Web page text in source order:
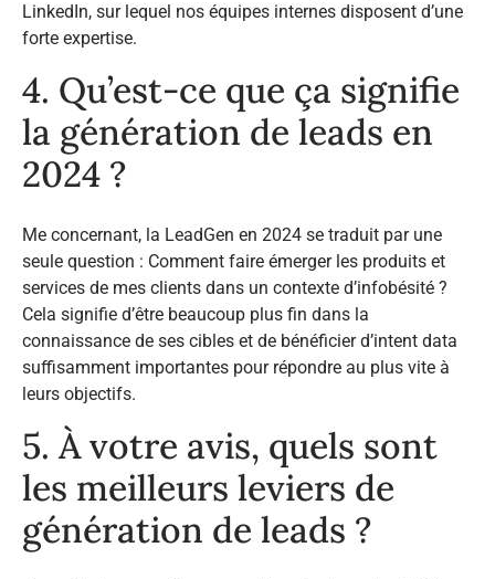
LinkedIn, sur lequel nos équipes internes disposent d’une
forte expertise.
4. Qu’est-ce que ça signifie
la génération de leads en
2024 ?
Me concernant, la LeadGen en 2024 se traduit par une
seule question : Comment faire émerger les produits et
services de mes clients dans un contexte d’infobésité ?
Cela signifie d’être beaucoup plus fin dans la
connaissance de ses cibles et de bénéficier d’intent data
suffisamment importantes pour répondre au plus vite à
leurs objectifs.
5. À votre avis, quels sont
les meilleurs leviers de
génération de leads ?